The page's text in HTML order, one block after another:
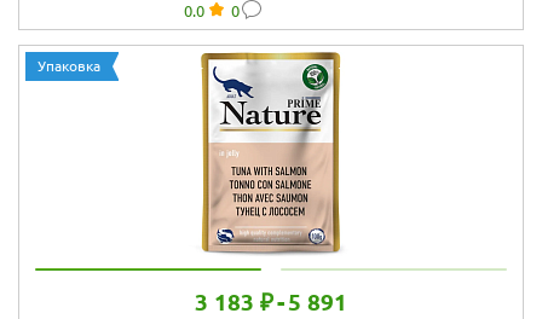
голубой рыбой в
желе
0.0 0
Упаковка
3 183 ₽-5 891